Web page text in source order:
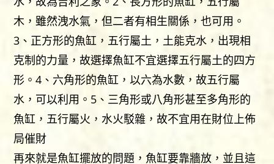
木，雖然洩水氣，但二者有相生關係，也可用。
3、正方形的魚缸，五行屬土，土能克水，出現相
克制的力量，故選擇魚缸不宜選擇五行屬土的四方
形。4、六角形的魚缸，以六為水數，故五行屬
水，可以利用。5、三角形或八角形甚至多角形的
魚缸，五行屬火，水火駁雜，故不宜用在財位上佈
局催財
再來就是魚缸擺放的問題，魚缸要靠牆放，並且這